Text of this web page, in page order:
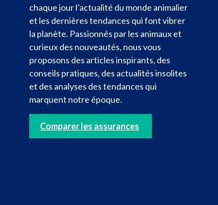
chaque jour l’actualité du monde animalier
et les dernières tendances qui font vibrer
la planète. Passionnés par les animaux et
curieux des nouveautés, nous vous
proposons des articles inspirants, des
conseils pratiques, des actualités insolites
et des analyses des tendances qui
marquent notre époque.
Comparer les assurances